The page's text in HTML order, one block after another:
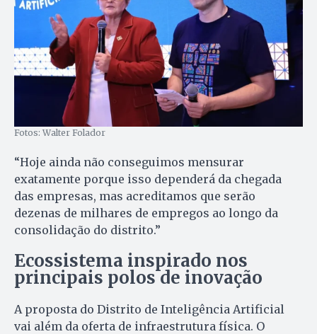
Fotos: Walter Folador
“Hoje ainda não conseguimos mensurar
exatamente porque isso dependerá da chegada
das empresas, mas acreditamos que serão
dezenas de milhares de empregos ao longo da
consolidação do distrito.”
Ecossistema inspirado nos
principais polos de inovação
A proposta do Distrito de Inteligência Artificial
vai além da oferta de infraestrutura física. O